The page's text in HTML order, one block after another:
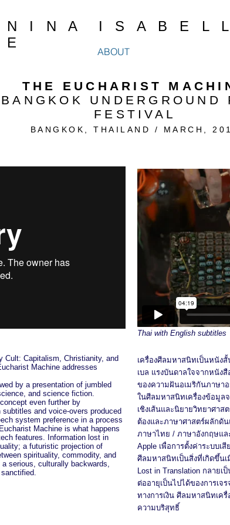
ABOUT
THE EUCHARIST
BANGKOK UNDERGROUND
FESTIVAL
BANGKOK, THAILAND / MARCH ,
Thai with English subtitles
Cult: Capitalism, Christianity, and
Machine addresses
by a presentation of jumbled
and science fiction.
even further by
and voice-overs produced
system preference in a process
Machine is what happens
features. Information lost in
a futuristic projection of
spirituality, commodity, and
serious, culturally backwards,
เครื่องศีลมหาสนิทเป็นหนัง
เบล แรงบันดาลใจจากหนัง
ของความฝันอเมริกันภาษา
ในศีลมหาสนิทเครื่องข้อมูล
เชิงเส้นและนิยายวิทยาศา
ต้องและภาษาศาสตร์ผลักดั
ภาษาไทย / ภาษาอังกฤษแล
Apple เพื่อการตั้งค่าระบบเ
ศีลมหาสนิทเป็นสิ่งที่เกิดขึ้น
Lost in Translation กลาย
ต่ออายุเป็นไปได้ของการเ
ทางการเงิน ศีลมหาสนิทเค
ความบริสุทธิ์
N I N A I S A B E L L
E